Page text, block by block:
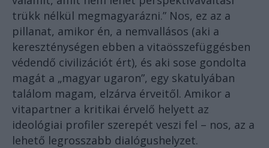
trükk nélkül megmagyarázni.” Nos, ez az a
pillanat, amikor én, a nemvallásos (aki a
kereszténységen ebben a vitaösszefüggésben
védendő civilizációt ért), és aki sose gondolta
magát a „magyar ugaron”, egy skatulyában
találom magam, elzárva érveitől. Amikor a
vitapartner a kritikai érvelő helyett az
ideológiai profiler szerepét veszi fel – nos, az a
lehető legrosszabb dialógushelyzet.